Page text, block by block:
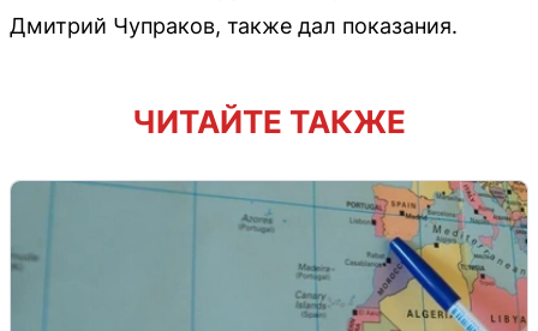
Дмитрий Чупраков, также дал показания.
ЧИТАЙТЕ ТАКЖЕ